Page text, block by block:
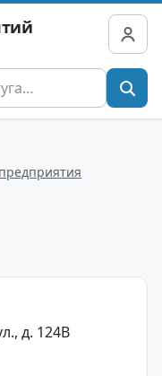
д. 124В